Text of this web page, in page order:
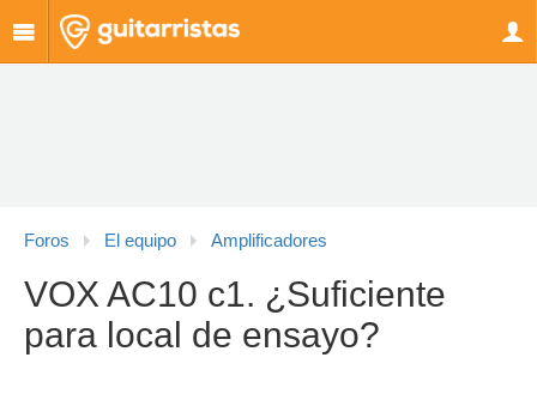
Foros El equipo Amplificadores
VOX AC10 c1. ¿Suficiente
para local de ensayo?